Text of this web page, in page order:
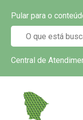
Pular para o
Central de